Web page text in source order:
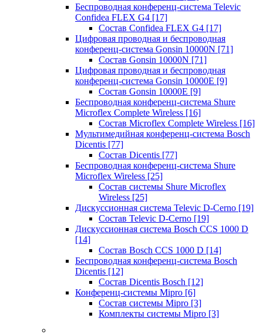
Беспроводная конференц-система Televic
Confidea FLEX G4 [17]
Состав Confidea FLEX G4 [17]
Цифровая проводная и беспроводная
конференц-система Gonsin 10000N [71]
Состав Gonsin 10000N [71]
Цифровая проводная и беспроводная
конференц-система Gonsin 10000E [9]
Состав Gonsin 10000E [9]
Беспроводная конференц-система Shure
Microflex Complete Wireless [16]
Состав Microflex Complete Wireless [16]
Мультимедийная конференц-система Bosch
Dicentis [77]
Состав Dicentis [77]
Беспроводная конференц-система Shure
Microflex Wireless [25]
Состав системы Shure Microflex
Wireless [25]
Дискуссионная система Televic D-Cerno [19]
Состав Televic D-Cerno [19]
Дискуссионная система Bosch CCS 1000 D
[14]
Состав Bosch CCS 1000 D [14]
Беспроводная конференц-система Bosch
Dicentis [12]
Состав Dicentis Bosch [12]
Конференц-системы Mipro [6]
Состав системы Mipro [3]
Комплекты системы Mipro [3]